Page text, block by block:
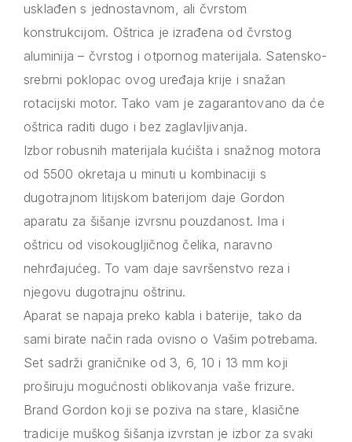
usklađen s jednostavnom, ali čvrstom
konstrukcijom. Oštrica je izrađena od čvrstog
aluminija – čvrstog i otpornog materijala. Satensko-
srebrni poklopac ovog uređaja krije i snažan
rotacijski motor. Tako vam je zagarantovano da će
oštrica raditi dugo i bez zaglavljivanja.
Izbor robusnih materijala kućišta i snažnog motora
od 5500 okretaja u minuti u kombinaciji s
dugotrajnom litijskom baterijom daje Gordon
aparatu za šišanje izvrsnu pouzdanost. Ima i
oštricu od visokougljičnog čelika, naravno
nehrđajućeg. To vam daje savršenstvo reza i
njegovu dugotrajnu oštrinu.
Aparat se napaja preko kabla i baterije, tako da
sami birate način rada ovisno o Vašim potrebama.
Set sadrži graničnike od 3, 6, 10 i 13 mm koji
proširuju mogućnosti oblikovanja vaše frizure.
Brand Gordon koji se poziva na stare, klasične
tradicije muškog šišanja izvrstan je izbor za svaki